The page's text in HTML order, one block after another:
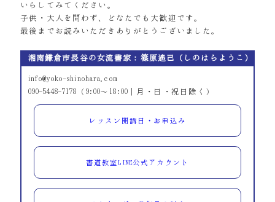
いらしてみてください。
子供・大人を問わず、どなたでも大歓迎です。
最後までお読みいただきありがとうございました。
湘南鎌倉市長谷の女流書家：篠原遙己（しのはらようこ）
info@yoko-shinohara.com
090-5448-7178（9:00～18:00｜月・日・祝日除く）
レッスン開講日・お申込み
書道教室LINE公式アカウント